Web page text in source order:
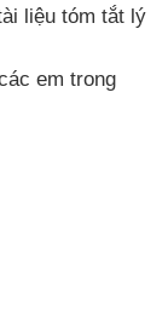
liệu tóm tắt lý
em trong